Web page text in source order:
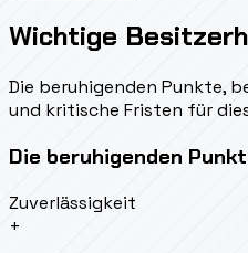
Wichtige
Die beruhigenden Punkte,
und kritische Fristen für
Die beruhigenden
Zuverlässigkeit
+